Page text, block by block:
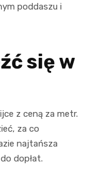
poddaszu i
się w
z ceną za metr.
za co
najtańsza
dopłat.